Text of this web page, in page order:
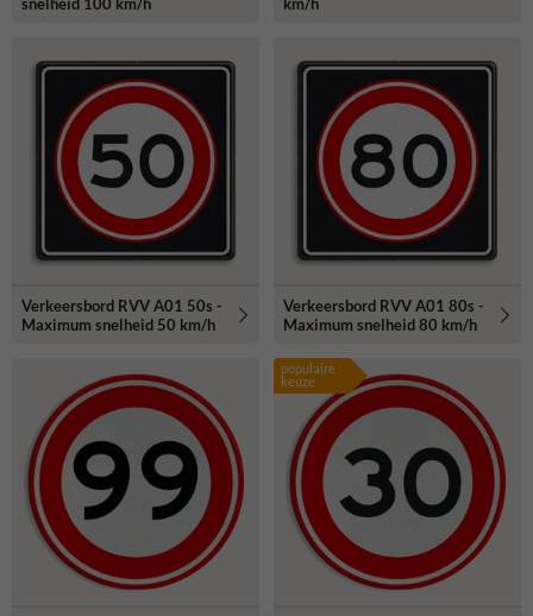
Verkeersbord RVV A01 50s -
Maximum snelheid 50 km/h
Verkeersbord RVV A01 80s -
Maximum snelheid 80 km/h
populaire
keuze